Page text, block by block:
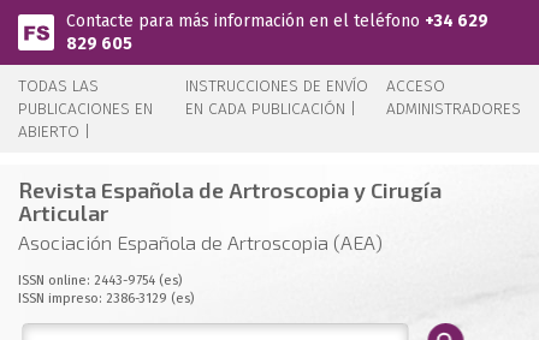
Pasar al contenido principal
Contacte para más información en el teléfono +34 629
829 605
TODAS LAS
PUBLICACIONES EN
ABIERTO |
INSTRUCCIONES DE ENVÍO
EN CADA PUBLICACIÓN |
ACCESO
ADMINISTRADORES
Revista Española de Artroscopia y Cirugía
Articular
Asociación Española de Artroscopia (AEA)
ISSN online: 2443-9754 (es)
ISSN impreso: 2386-3129 (es)